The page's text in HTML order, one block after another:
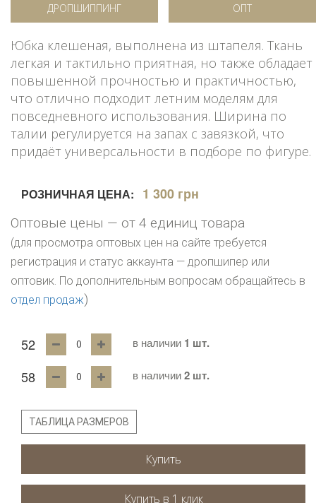
ДРОПШИППИНГ ОПТ
Юбка клешеная, выполнена из штапеля. Ткань
легкая и тактильно приятная, но также обладает
повышенной прочностью и практичностью,
что отлично подходит летним моделям для
повседневного использования. Ширина по
талии регулируется на запах с завязкой, что
придаёт универсальности в подборе по фигуре.
РОЗНИЧНАЯ ЦЕНА: 1 300 грн
Оптовые цены — от 4 единиц товара
(для просмотра оптовых цен на сайте требуется
регистрация и статус аккаунта — дропшипер или
оптовик. По дополнительным вопросам обращайтесь в
отдел продаж)
52 в наличии 1 шт.
58 в наличии2 шт.
ТАБЛИЦА РАЗМЕРОВ
Купить